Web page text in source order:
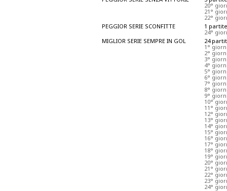
20°
21°
22°
PEGGIOR SERIE SCONFITTE
1 partite
24°
MIGLIOR SERIE SEMPRE IN GOL
24
1°
2°
3°
4°
5°
6°
7°
8°
9°
10°
11°
12°
13°
14°
15°
16°
17°
18°
19°
20°
21°
22°
23°
24°